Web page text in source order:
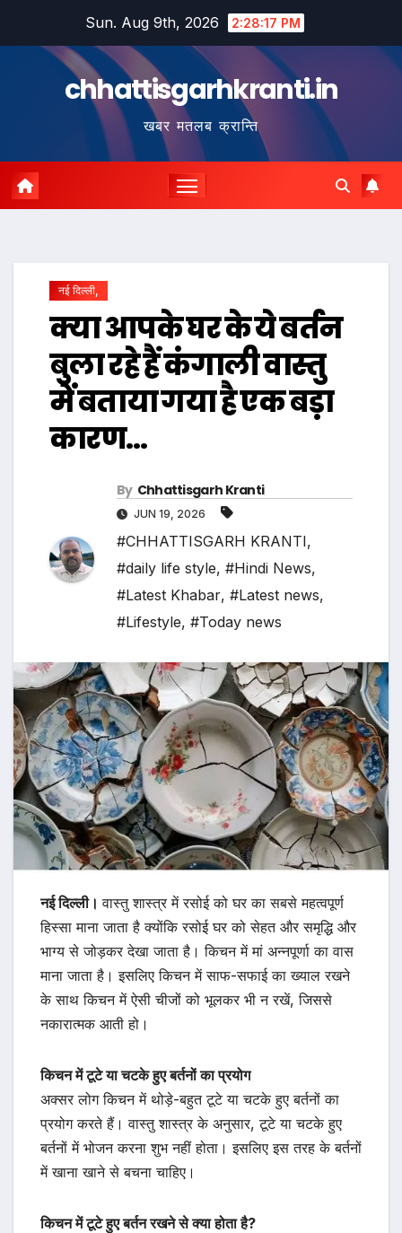
Sun. Aug 9th, 2026 2:28:18 PM
chhattisgarhkranti.in
खबर मतलब क्रान्ति
नई दिल्ली,
क्या आपके घर के ये बर्तन
बुला रहे हैं कंगाली वास्तु
में बताया गया है एक बड़ा
कारण…
By Chhattisgarh Kranti
JUN 19, 2026
#CHHATTISGARH KRANTI,
#daily life style, #Hindi News,
#Latest Khabar, #Latest news,
#Lifestyle, #Today news
नई दिल्ली।वास्तु शास्त्र में रसोई को घर का सबसे महत्वपूर्ण
हिस्सा माना जाता है क्योंकि रसोई घर को सेहत और समृद्धि और
भाग्य से जोड़कर देखा जाता है। किचन में मां अन्नपूर्णा का वास
माना जाता है। इसलिए किचन में साफ-सफाई का ख्याल रखने
के साथ किचन में ऐसी चीजों को भूलकर भी न रखें, जिससे
नकारात्मक आती हो।
किचन में टूटे या चटके हुए बर्तनों का प्रयोग
अक्सर लोग किचन में थोड़े-बहुत टूटे या चटके हुए बर्तनों का
प्रयोग करते हैं। वास्तु शास्त्र के अनुसार, टूटे या चटके हुए
बर्तनों में भोजन करना शुभ नहीं होता। इसलिए इस तरह के बर्तनों
में खाना खाने से बचना चाहिए।
किचन में टूटे हुए बर्तन रखने से क्या होता है?